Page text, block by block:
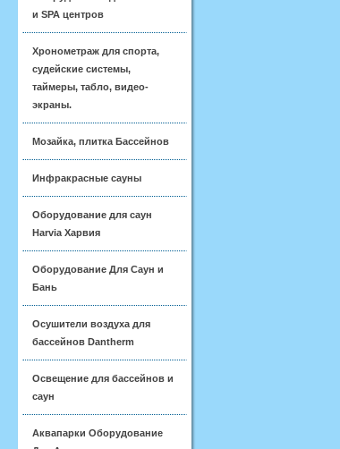
и SPA центров
Хронометраж для спорта,
судейские системы,
таймеры, табло, видео-
экраны.
Мозайка, плитка Бассейнов
Инфракрасные сауны
Оборудование для саун
Harvia Харвия
Оборудование Для Саун и
Бань
Осушители воздуха для
бассейнов Dantherm
Освещение для бассейнов и
саун
Аквапарки Оборудование